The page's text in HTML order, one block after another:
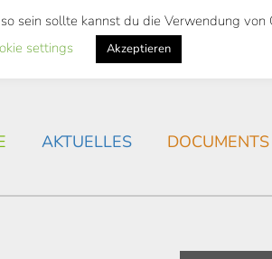
IN ROSTOCK NEWS
AKTUELLES DOCUMENTS
sein sollte kannst du die Verwendung von
settings Akzeptieren